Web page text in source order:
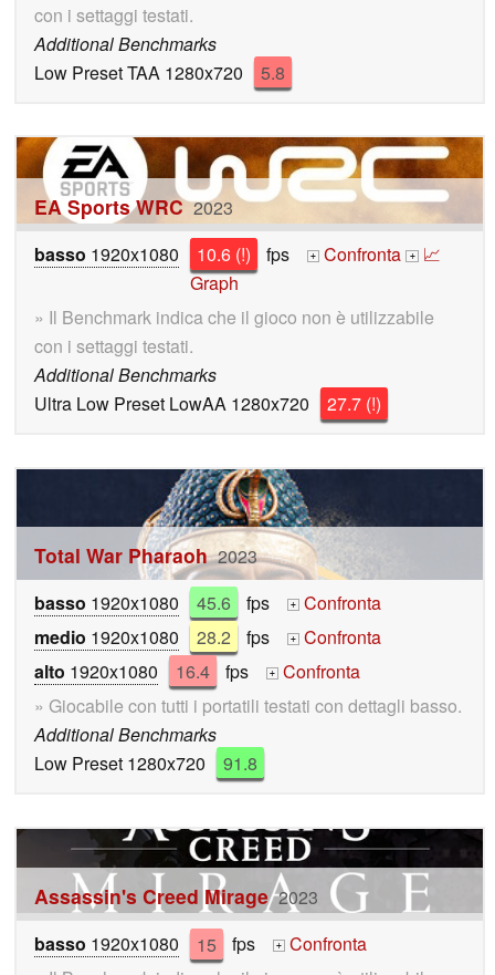
con i settaggi testati.
Additional Benchmarks
Low Preset TAA 1280x720
5.8
EA Sports WRC 2023
basso 1920x1080 10.6 (!) fps + Confronta + 📈
Graph
» Il Benchmark indica che il gioco non è utilizzabile
con i settaggi testati.
Additional Benchmarks
Ultra Low Preset LowAA 1280x720
27.7 (!)
Total War Pharaoh 2023
basso 1920x1080 45.6 fps +
Confronta
medio 1920x1080 28.2 fps +
Confronta
alto 1920x1080 16.4 fps +
Confronta
» Giocabile con tutti i portatili testati con dettagli basso.
Additional Benchmarks
Low Preset 1280x720
91.8
Assassin's Creed Mirage 2023
basso 1920x1080 15 fps +
Confronta